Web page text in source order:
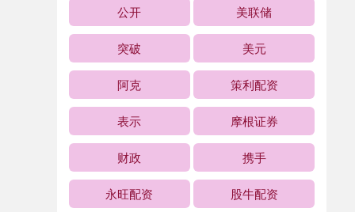
公开 美联储
突破 美元
阿克 策利配资
表示 摩根证券
财政 携手
永旺配资 股牛配资